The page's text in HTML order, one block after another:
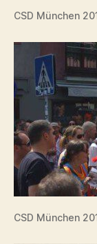
CSD München
CSD München